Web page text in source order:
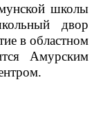
школы
двор
в областном
Амурским